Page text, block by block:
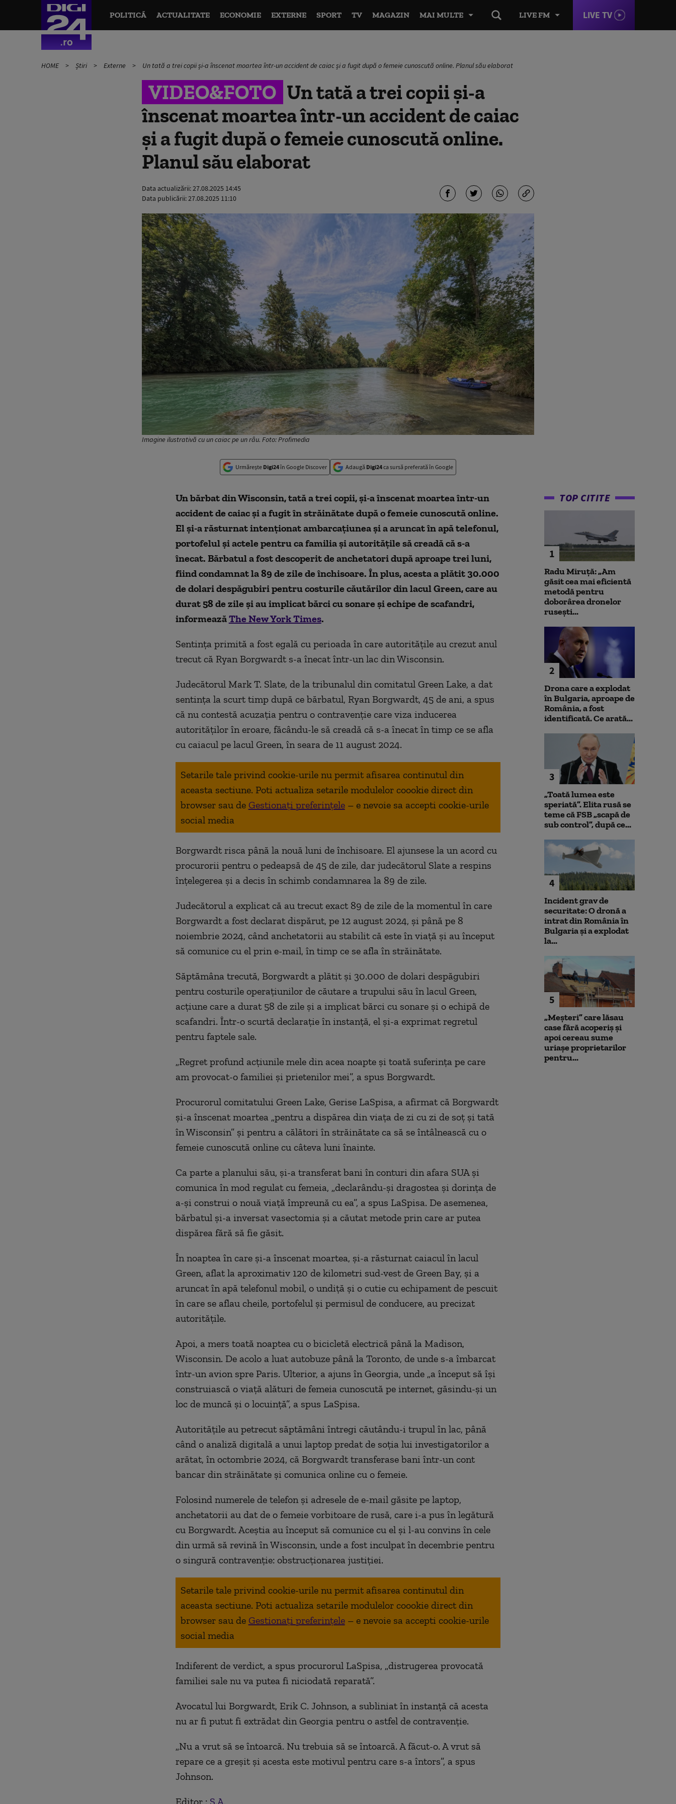
LIVE FM LIVE TV
POLITICĂ ACTUALITATE ECONOMIE EXTERNE SPORT TV MAGAZIN MAI MULTE
HOME Știri Externe Un tată a trei copii și-a înscenat moartea într-un accident de caiac și a fugit după o femeie cunoscută online. Planul său elaborat
VIDEO&FOTO Un tată a trei copii și-a
înscenat moartea într-un accident de caiac
și a fugit după o femeie cunoscută online.
Planul său elaborat
Data actualizării:27.08.2025 14:45
Data publicării:27.08.2025 11:10
Imagine ilustrativă cu un caiac pe un râu. Foto: Profimedia
Urmărește Digi24în Google Discover Adaugă Digi24ca sursă preferată în Google
Un bărbat din Wisconsin, tată a trei copii, și-a înscenat moartea într-un
accident de caiac și a fugit în străinătate după o femeie cunoscută online.
El și-a răsturnat intenționat ambarcațiunea și a aruncat în apă telefonul,
portofelul și actele pentru ca familia și autoritățile să creadă că s-a
înecat. Bărbatul a fost descoperit de anchetatori după aproape trei luni,
fiind condamnat la 89 de zile de închisoare. În plus, acesta a plătit 30.000
de dolari despăgubiri pentru costurile căutărilor din lacul Green, care au
durat 58 de zile și au implicat bărci cu sonare și echipe de scafandri,
informeazăThe New York Times.
Sentința primită a fost egală cu perioada în care autoritățile au crezut anul
trecut că Ryan Borgwardt s-a înecat într-un lac din Wisconsin.
Judecătorul Mark T. Slate, de la tribunalul din comitatul Green Lake, a dat
sentința la scurt timp după ce bărbatul, Ryan Borgwardt, 45 de ani, a spus
că nu contestă acuzația pentru o contravenție care viza inducerea
autorităților în eroare, făcându-le să creadă că s-a înecat în timp ce se afla
cu caiacul pe lacul Green, în seara de 11 august 2024.
Setarile tale privind cookie-urile nu permit afisarea continutul din
aceasta sectiune. Poti actualiza setarile modulelor coookie direct din
browser sau de Gestionați preferințele – e nevoie sa accepti cookie-urile
social media
Borgwardt risca până la nouă luni de închisoare. El ajunsese la un acord cu
procurorii pentru o pedeapsă de 45 de zile, dar judecătorul Slate a respins
înțelegerea și a decis în schimb condamnarea la 89 de zile.
Judecătorul a explicat că au trecut exact 89 de zile de la momentul în care
Borgwardt a fost declarat dispărut, pe 12 august 2024, și până pe 8
noiembrie 2024, când anchetatorii au stabilit că este în viață și au început
să comunice cu el prin e-mail, în timp ce se afla în străinătate.
Săptămâna trecută, Borgwardt a plătit și 30.000 de dolari despăgubiri
pentru costurile operațiunilor de căutare a trupului său în lacul Green,
acțiune care a durat 58 de zile și a implicat bărci cu sonare și o echipă de
scafandri. Într-o scurtă declarație în instanță, el și-a exprimat regretul
pentru faptele sale.
„Regret profund acțiunile mele din acea noapte și toată suferința pe care
am provocat-o familiei și prietenilor mei”, a spus Borgwardt.
Procurorul comitatului Green Lake, Gerise LaSpisa, a afirmat că Borgwardt
și-a înscenat moartea „pentru a dispărea din viața de zi cu zi de soț și tată
în Wisconsin” și pentru a călători în străinătate ca să se întâlnească cu o
femeie cunoscută online cu câteva luni înainte.
Ca parte a planului său, și-a transferat bani în conturi din afara SUA și
comunica în mod regulat cu femeia, „declarându-și dragostea și dorința de
a-și construi o nouă viață împreună cu ea”, a spus LaSpisa. De asemenea,
bărbatul și-a inversat vasectomia și a căutat metode prin care ar putea
dispărea fără să fie găsit.
În noaptea în care și-a înscenat moartea, și-a răsturnat caiacul în lacul
Green, aflat la aproximativ 120 de kilometri sud-vest de Green Bay, și a
aruncat în apă telefonul mobil, o undiță și o cutie cu echipament de pescuit
în care se aflau cheile, portofelul și permisul de conducere, au precizat
autoritățile.
Apoi, a mers toată noaptea cu o bicicletă electrică până la Madison,
Wisconsin. De acolo a luat autobuze până la Toronto, de unde s-a îmbarcat
într-un avion spre Paris. Ulterior, a ajuns în Georgia, unde „a început să își
construiască o viață alături de femeia cunoscută pe internet, găsindu-și un
loc de muncă și o locuință”, a spus LaSpisa.
Autoritățile au petrecut săptămâni întregi căutându-i trupul în lac, până
când o analiză digitală a unui laptop predat de soția lui investigatorilor a
arătat, în octombrie 2024, că Borgwardt transferase bani într-un cont
bancar din străinătate și comunica online cu o femeie.
Folosind numerele de telefon și adresele de e-mail găsite pe laptop,
anchetatorii au dat de o femeie vorbitoare de rusă, care i-a pus în legătură
cu Borgwardt. Aceștia au început să comunice cu el și l-au convins în cele
din urmă să revină în Wisconsin, unde a fost inculpat în decembrie pentru
o singură contravenție: obstrucționarea justiției.
Setarile tale privind cookie-urile nu permit afisarea continutul din
aceasta sectiune. Poti actualiza setarile modulelor coookie direct din
browser sau de Gestionați preferințele – e nevoie sa accepti cookie-urile
social media
Indiferent de verdict, a spus procurorul LaSpisa, „distrugerea provocată
familiei sale nu va putea fi niciodată reparată”.
Avocatul lui Borgwardt, Erik C. Johnson, a subliniat în instanță că acesta
nu ar fi putut fi extrădat din Georgia pentru o astfel de contravenție.
„Nu a vrut să se întoarcă. Nu trebuia să se întoarcă. A făcut-o. A vrut să
repare ce a greșit și acesta este motivul pentru care s-a întors”, a spus
Johnson.
Editor : Ș.A.
TOP CITITE
1
Radu Miruță: „Am
găsit cea mai eficientă
metodă pentru
doborârea dronelor
rusești...
2
Drona care a explodat
în Bulgaria, aproape de
România, a fost
identificată. Ce arată...
3
„Toată lumea este
speriată”. Elita rusă se
teme că FSB „scapă de
sub control”, după ce...
4
Incident grav de
securitate: O dronă a
intrat din România în
Bulgaria şi a explodat
la...
5
„Meșteri” care lăsau
case fără acoperiș și
apoi cereau sume
uriașe proprietarilor
pentru...